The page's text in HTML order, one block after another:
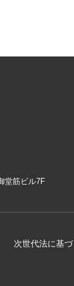
堂筋ビル7F
次世代法に基